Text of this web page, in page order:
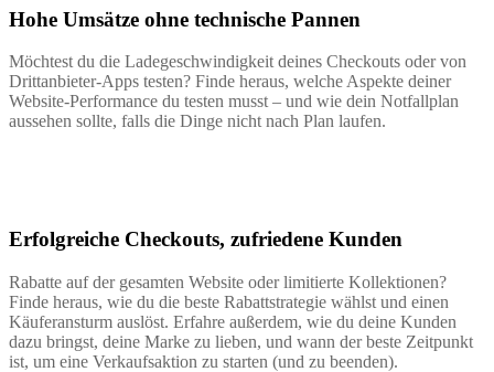
Hohe Umsätze ohne technische Pannen
Möchtest du die Ladegeschwindigkeit deines Checkouts oder von
Drittanbieter-Apps testen? Finde heraus, welche Aspekte deiner
Website-Performance du testen musst – und wie dein Notfallplan
aussehen sollte, falls die Dinge nicht nach Plan laufen.
Erfolgreiche Checkouts, zufriedene Kunden
Rabatte auf der gesamten Website oder limitierte Kollektionen?
Finde heraus, wie du die beste Rabattstrategie wählst und einen
Käuferansturm auslöst. Erfahre außerdem, wie du deine Kunden
dazu bringst, deine Marke zu lieben, und wann der beste Zeitpunkt
ist, um eine Verkaufsaktion zu starten (und zu beenden).